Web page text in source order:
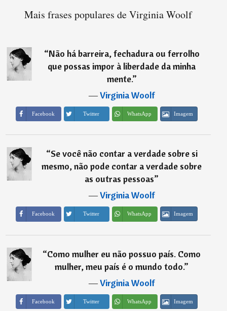
Mais frases populares de Virginia Woolf
“Não há barreira, fechadura ou ferrolho
que possas impor à liberdade da minha
mente.”
―Virginia Woolf
Facebook Twitter WhatsApp Imagem
“Se você não contar a verdade sobre si
mesmo, não pode contar a verdade sobre
as outras pessoas”
―Virginia Woolf
Facebook Twitter WhatsApp Imagem
“Como mulher eu não possuo país. Como
mulher, meu país é o mundo todo.”
―Virginia Woolf
Facebook Twitter WhatsApp Imagem